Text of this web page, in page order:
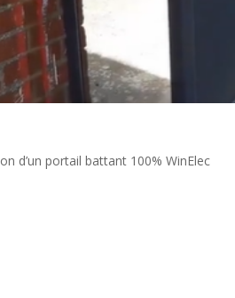
d’un portail battant 100% WinElec